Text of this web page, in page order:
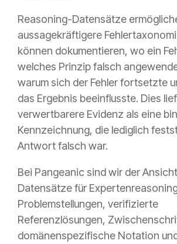
Reasoning-Datensätze
aussagekräftigere
können dokumentieren, wo ein
welches Prinzip falsch
warum sich der Fehler fortsetzte
das Ergebnis beeinflusste. Dies
verwertbarere Evidenz als eine
Kennzeichnung, die lediglich
Antwort falsch war.
Bei Pangeanic sind wir der
Datensätze für
Problemstellungen, verifizierte
Referenzlösungen,
domänenspezifische Notation